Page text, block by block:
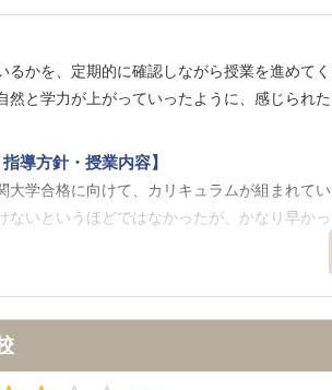
るかを、定期的に確認しながら授業を進めて
然と学力が上がっていったように、感じられた
導方針・授業内容】
大学合格に向けて、カリキュラムが組まれて
ないというほどではなかったが、かなり早かっ
、かなり勉強の効率が上がり、助かっていた。